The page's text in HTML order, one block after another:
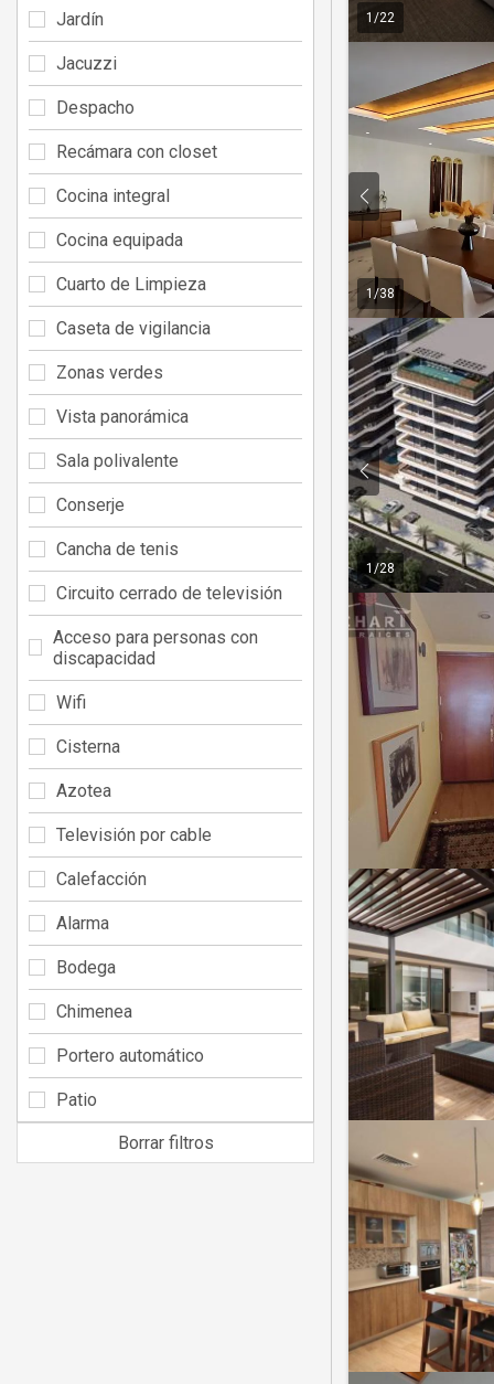
1 /22
1 /38
1 /28
Jardín
Jacuzzi
Despacho
Recámara con closet
Cocina integral
Cocina equipada
Cuarto de Limpieza
Caseta de vigilancia
Zonas verdes
Vista panorámica
Sala polivalente
Conserje
Cancha de tenis
Circuito cerrado de televisión
Acceso para personas con
discapacidad
Wifi
Cisterna
Azotea
Televisión por cable
Calefacción
Alarma
Bodega
Chimenea
Portero automático
Patio
Borrar filtros